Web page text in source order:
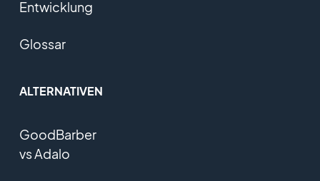
Entwicklung
Glossar
ALTERNATIVEN
GoodBarber
vs Adalo